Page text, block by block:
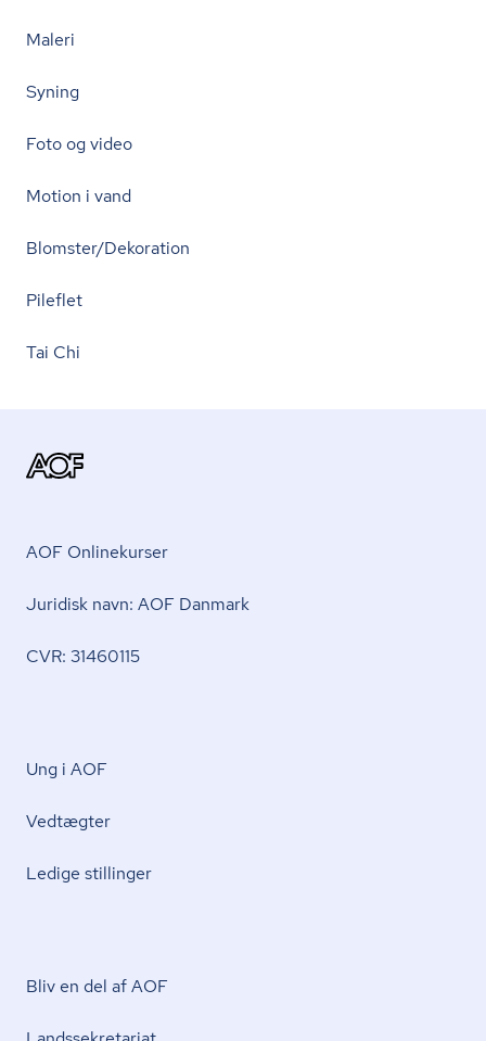
Maleri
Syning
Foto og video
Motion i vand
Blomster/Dekoration
Pileflet
Tai Chi
AOF Onlinekurser
Juridisk navn: AOF Danmark
CVR: 31460115
Ung i AOF
Vedtægter
Ledige stillinger
Bliv en del af AOF